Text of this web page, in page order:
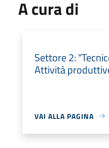
A cura di
Settore 2:
Attività
VAI ALLA PAGINA